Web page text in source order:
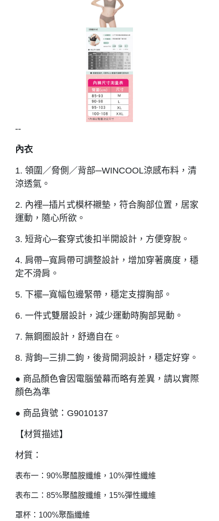
--
內衣
1. 領圍／脅側／背部─WINCOOL涼感布料，清
涼透氣。
2. 內裡─插片式模杯襯墊，符合胸部位置，居家
運動，隨心所欲。
3. 短背心─套穿式後扣半開設計，方便穿脫。
4. 肩帶─寬肩帶可調整設計，增加穿著廣度，穩
定不滑肩。
5. 下襬─寬幅包邊緊帶，穩定支撐胸部。
6. 一件式雙層設計，減少運動時胸部晃動。
7. 無鋼圈設計，舒適自在。
8. 背鉤─三排二鉤，後背開洞設計，穩定好穿。
● 商品顏色會因電腦螢幕而略有差異，請以實際
顏色為準
● 商品貨號：G9010137
【材質描述】
材質：
表布一：90%聚醯胺纖維，10%彈性纖維
表布二：85%聚醯胺纖維，15%彈性纖維
罩杯：100%聚酯纖維